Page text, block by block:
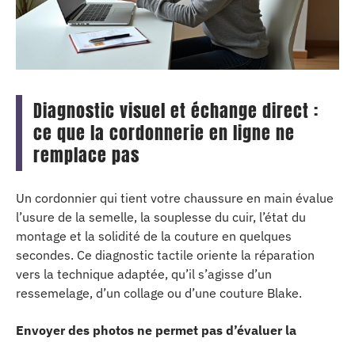
Diagnostic visuel et échange direct :
ce que la cordonnerie en ligne ne
remplace pas
Un cordonnier qui tient votre chaussure en main évalue
l’usure de la semelle, la souplesse du cuir, l’état du
montage et la solidité de la couture en quelques
secondes. Ce diagnostic tactile oriente la réparation
vers la technique adaptée, qu’il s’agisse d’un
ressemelage, d’un collage ou d’une couture Blake.
Envoyer des photos ne permet pas d’évaluer la